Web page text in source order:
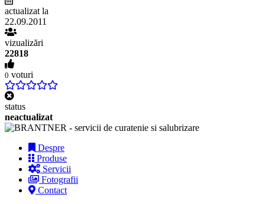
actualizat la
22.09.2011
vizualizări
22818
0 voturi
status
neactualizat
Despre
Produse
Servicii
Fotografii
Contact